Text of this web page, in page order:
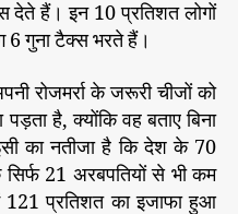
देते हैं। इन 10 प्रतिशत लोगों
6 गुना टैक्स भरते हैं।
रोजमर्रा के जरूरी चीजों को
है, क्योंकि वह बताए बिना
का नतीजा है कि देश के 70
21 अरबपतियों से भी कम
121 प्रतिशत का इजाफा हुआ